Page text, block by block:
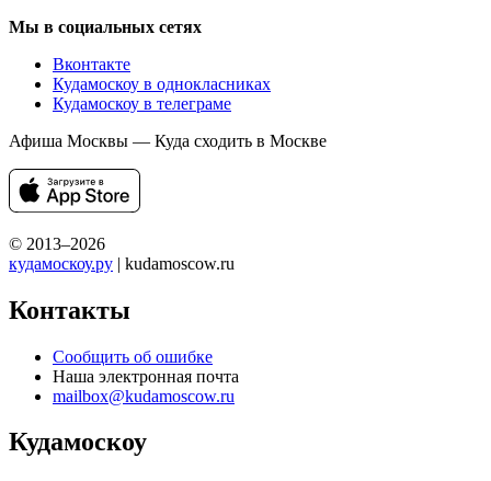
Мы в социальных сетях
Вконтакте
Кудамоскоу в однокласниках
Кудамоскоу в телеграме
Афиша Москвы — Куда сходить в Москве
© 2013–2026
кудамоскоу.ру | kudamoscow.ru
Контакты
Сообщить об ошибке
Наша электронная почта
mailbox@kudamoscow.ru
Кудамоскоу